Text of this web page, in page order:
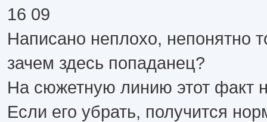
16 09
Написано неплохо, непонятно
зачем здесь попаданец?
На сюжетную линию этот факт
Если его убрать, получится